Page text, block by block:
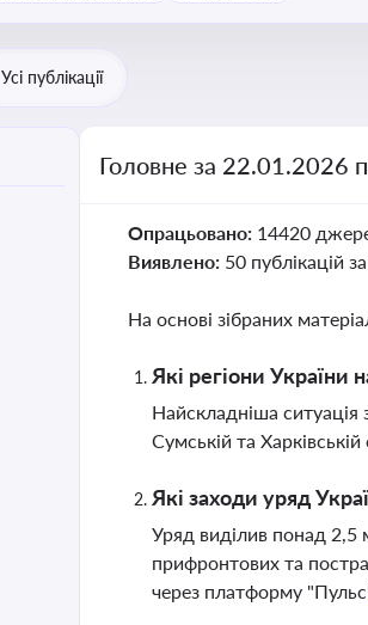
Усі публікації
Головне за 22.01.2026
Опрацьовано: 14420
Виявлено: 50 публікацій
На основі зібраних
Які регіони України
Найскладніша ситуація
Сумській та
Які заходи уряд
Уряд виділив понад 2,5
прифронтових та
через платформу